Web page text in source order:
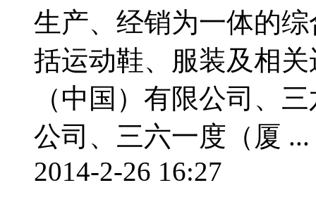
生产、经销为一体的
括运动鞋、服装及相
（中国）有限公司、
公司、三六一度（厦 ...
2014-2-26 16:27